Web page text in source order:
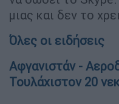
μιας και δεν το
Όλες οι ειδήσεις
Αφγανιστάν -
Τουλάχιστον 20